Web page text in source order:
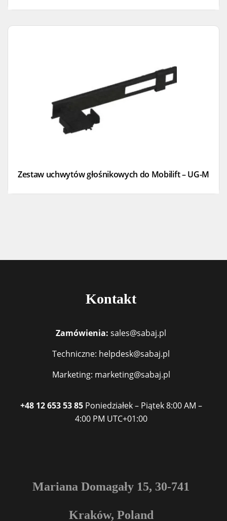
Zestaw uchwytów głośnikowych do Mobilift – UG-M
Kontakt
Zamówienia: sales@sabaj.pl
Techniczne: helpdesk@sabaj.pl
Marketing: marketing@sabaj.pl
+48 12 653 53 85 Poniedziałek – Piątek 8:00 AM –
4:00 PM UTC+01:00
Mariana Domagały 15, 30-741
Kraków, Poland